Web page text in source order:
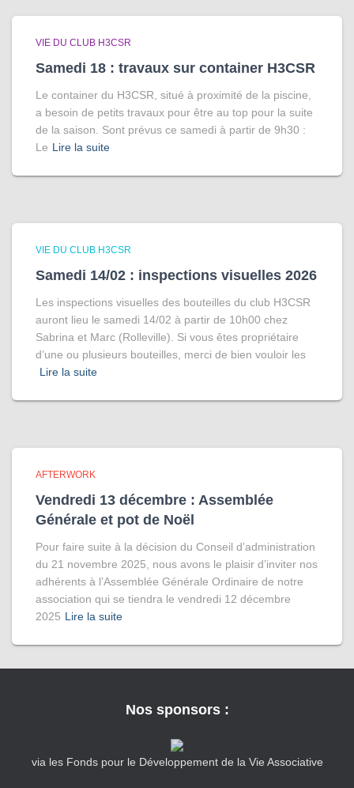
VIE DU CLUB H3CSR
Samedi 18 : travaux sur container H3CSR
Le container du H3CSR, situé à proximité de la piscine,
a besoin de petits travaux pour être au top pour la suite
de la saison. Sont prévus ce samedi à partir de 9h30 :
Le Lire la suite
VIE DU CLUB H3CSR
Samedi 14/02 : inspections visuelles 2026
Les inspections visuelles des bouteilles du club H3CSR
auront lieu le samedi 14/02 à partir de 10h00 chez
Sabrina et Marc (Rolleville). Si vous êtes propriétaire
d’une ou plusieurs bouteilles, merci de bien vouloir les
Lire la suite
AFTERWORK
Vendredi 13 décembre : Assemblée
Générale et pot de Noël
Pour faire suite à la décision du Conseil d’administration
du 21 novembre 2025, nous avons le plaisir d’inviter nos
adhérents à l’Assemblée Générale Ordinaire de notre
association qui se tiendra le vendredi 12 décembre
2025 Lire la suite
Nos sponsors :
via les Fonds pour le Développement de la Vie Associative